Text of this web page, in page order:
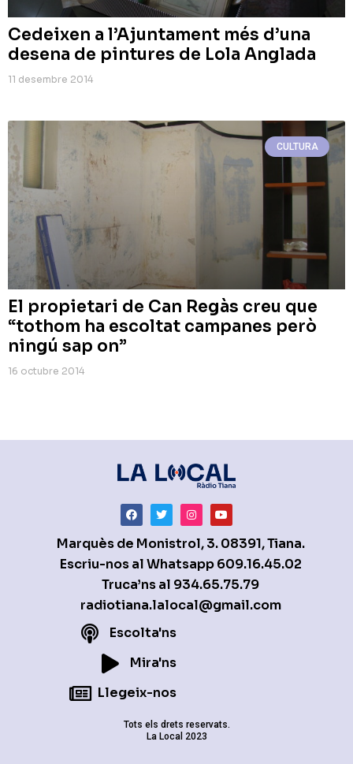
Cedeixen a l’Ajuntament més d’una
desena de pintures de Lola Anglada
11 desembre 2014
CULTURA
El propietari de Can Regàs creu que
“tothom ha escoltat campanes però
ningú sap on”
16 octubre 2014
Marquès de Monistrol, 3. 08391, Tiana.
Escriu-nos al Whatsapp609.16.45.02
Truca’ns al 934.65.75.79
radiotiana.lalocal@gmail.com
Escolta'ns
Mira'ns
Llegeix-nos
Tots els drets reservats.
La Local 2023